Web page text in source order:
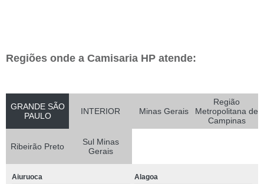
Regiões onde a Camisaria HP atende:
GRANDE SÃO
PAULO
INTERIOR Minas Gerais
Região
Metropolitana de
Campinas
Ribeirão Preto
Sul Minas
Gerais
Aiuruoca Alagoa